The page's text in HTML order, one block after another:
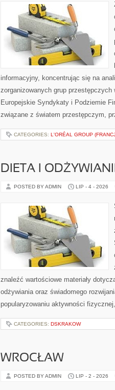
informacyjny, koncentrując się na
zorganizowanych grup
Europejskie Syndykaty i Podziemie
związane z światem przestępczym,
CATEGORIES: L'ORÉAL GROUP
DIETA I
POSTED BY ADMIN LIP - 4 - 2026
znaleźć wartościowe materiały
odżywiania oraz świadomego
popularyzowaniu aktywności
CATEGORIES: DSKRAKOW
WROCŁAW
POSTED BY ADMIN LIP - 2 - 2026